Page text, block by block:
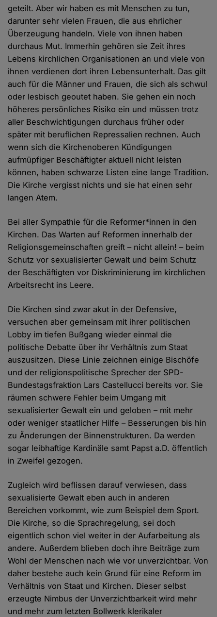
geteilt. Aber wir haben es mit Menschen zu tun,
darunter sehr vielen Frauen, die aus ehrlicher
Überzeugung handeln. Viele von ihnen haben
durchaus Mut. Immerhin gehören sie Zeit ihres
Lebens kirchlichen Organisationen an und viele von
ihnen verdienen dort ihren Lebensunterhalt. Das gilt
auch für die Männer und Frauen, die sich als schwul
oder lesbisch geoutet haben. Sie gehen ein noch
höheres persönliches Risiko ein und müssen trotz
aller Beschwichtigungen durchaus früher oder
später mit beruflichen Repressalien rechnen. Auch
wenn sich die Kirchenoberen Kündigungen
aufmüpfiger Beschäftigter aktuell nicht leisten
können, haben schwarze Listen eine lange Tradition.
Die Kirche vergisst nichts und sie hat einen sehr
langen Atem.
Bei aller Sympathie für die Reformer*innen in den
Kirchen. Das Warten auf Reformen innerhalb der
Religionsgemeinschaften greift – nicht allein! – beim
Schutz vor sexualisierter Gewalt und beim Schutz
der Beschäftigten vor Diskriminierung im kirchlichen
Arbeitsrecht ins Leere.
Die Kirchen sind zwar akut in der Defensive,
versuchen aber gemeinsam mit ihrer politischen
Lobby im tiefen Bußgang wieder einmal die
politische Debatte über ihr Verhältnis zum Staat
auszusitzen. Diese Linie zeichnen einige Bischöfe
und der religionspolitische Sprecher der SPD-
Bundestagsfraktion Lars Castellucci bereits vor. Sie
räumen schwere Fehler beim Umgang mit
sexualisierter Gewalt ein und geloben – mit mehr
oder weniger staatlicher Hilfe – Besserungen bis hin
zu Änderungen der Binnenstrukturen. Da werden
sogar leibhaftige Kardinäle samt Papst a.D. öffentlich
in Zweifel gezogen.
Zugleich wird beflissen darauf verwiesen, dass
sexualisierte Gewalt eben auch in anderen
Bereichen vorkommt, wie zum Beispiel dem Sport.
Die Kirche, so die Sprachregelung, sei doch
eigentlich schon viel weiter in der Aufarbeitung als
andere. Außerdem blieben doch ihre Beiträge zum
Wohl der Menschen nach wie vor unverzichtbar. Von
daher bestehe auch kein Grund für eine Reform im
Verhältnis von Staat und Kirchen. Dieser selbst
erzeugte Nimbus der Unverzichtbarkeit wird mehr
und mehr zum letzten Bollwerk klerikaler